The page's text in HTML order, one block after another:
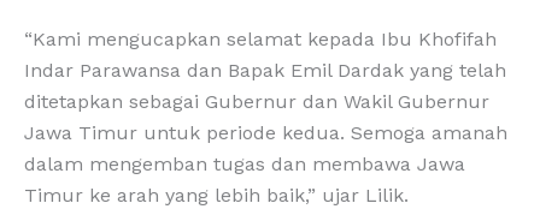
“Kami mengucapkan selamat kepada Ibu Khofifah
Indar Parawansa dan Bapak Emil Dardak yang telah
ditetapkan sebagai Gubernur dan Wakil Gubernur
Jawa Timur untuk periode kedua. Semoga amanah
dalam mengemban tugas dan membawa Jawa
Timur ke arah yang lebih baik,” ujar Lilik.